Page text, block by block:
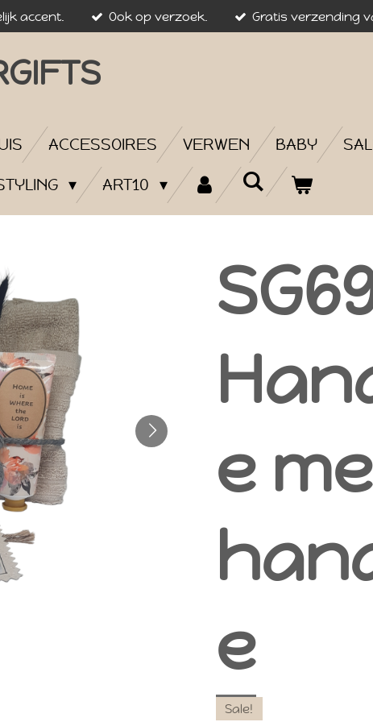
accent. Ook op verzoek. Gratis verzending
ACCESSOIRES VERWEN BABY
ART10
e
e
Sale!